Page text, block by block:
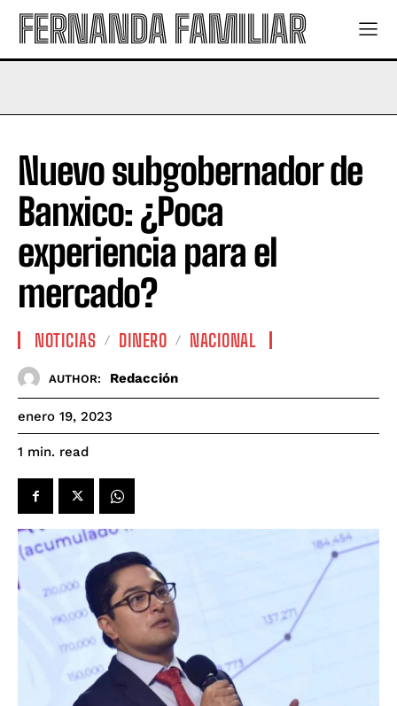
FERNANDA FAMILIAR
Nuevo subgobernador de
Banxico: ¿Poca
experiencia para el
mercado?
NOTICIAS DINERO NACIONAL
AUTHOR: Redacción
enero 19, 2023
1 min. read